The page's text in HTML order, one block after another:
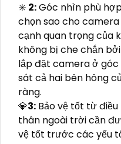
✳️ 2:Góc nhìn phù
chọn sao cho
cạnh quan trọng của
không bị che chắn
lắp đặt camera ở góc
sát cả hai bên hông
ràng.
💎3: Bảo vệ tốt từ
thân ngoài trời cần
vệ tốt trước các yếu